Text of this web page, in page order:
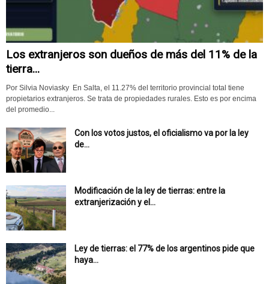
Los extranjeros son dueños de más del 11% de la
tierra...
Por Silvia Noviasky En Salta, el 11.27% del territorio provincial total tiene
propietarios extranjeros. Se trata de propiedades rurales. Esto es por encima
del promedio...
Con los votos justos, el oficialismo va por la ley
de...
Modificación de la ley de tierras: entre la
extranjerización y el...
Ley de tierras: el 77% de los argentinos pide que
haya...